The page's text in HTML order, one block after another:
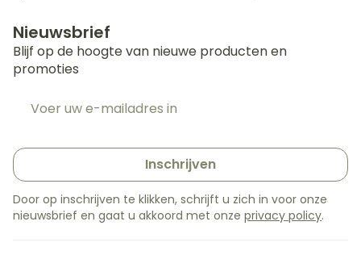
Nieuwsbrief
Blijf op de hoogte van nieuwe producten en
promoties
Inschrijven
Door op inschrijven te klikken, schrijft u zich in voor onze
nieuwsbrief en gaat u akkoord met onze privacy policy.